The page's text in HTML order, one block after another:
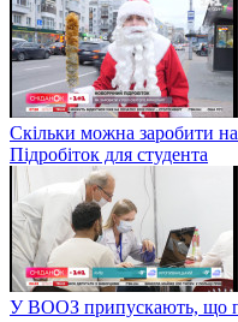
Скільки можна заробити
Підробіток для студента
У ВООЗ припускають, що